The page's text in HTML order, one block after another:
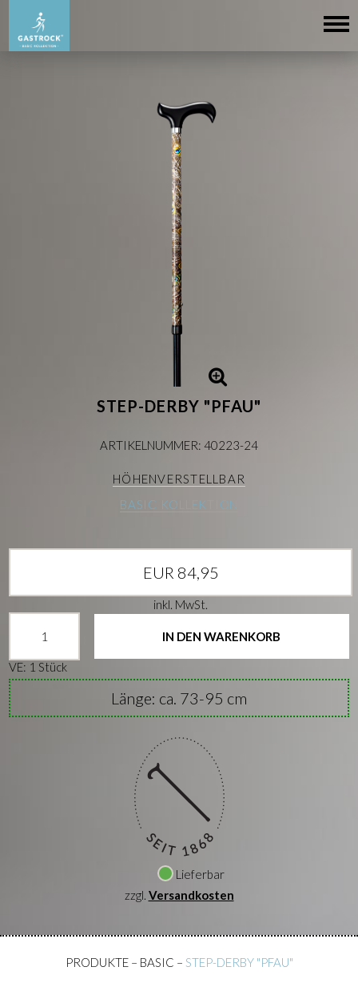
STEP-DERBY "PFAU"
ARTIKELNUMMER: 40223-24
HÖHENVERSTELLBAR
BASIC KOLLEKTION
EUR 84,95
inkl. MwSt.
VE: 1 Stück
IN DEN WARENKORB
Länge: ca. 73-95 cm
Lieferbar
zzgl. Versandkosten
PRODUKTE– BASIC – STEP-DERBY "PFAU"